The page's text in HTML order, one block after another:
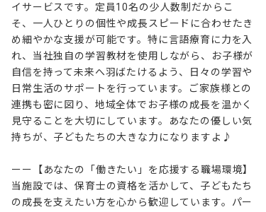
イサービスです。定員10名の少人数制だからこ
そ、一人ひとりの個性や成長スピードに合わせたき
め細やかな支援が可能です。特に言語療育に力を入
れ、当社独自の学習教材を使用しながら、お子様が
自信を持って未来へ羽ばたけるよう、日々の学習や
日常生活のサポートを行っています。ご家族様との
連携も密に図り、地域全体でお子様の成長を温かく
見守ることを大切にしています。あなたの優しい気
持ちが、子どもたちの大きな力になりますよ♪
ーー【あなたの「働きたい」を応援する職場環境】
当施設では、保育士の資格を活かして、子どもたち
の成長を支えたい方を心から歓迎しています。パー